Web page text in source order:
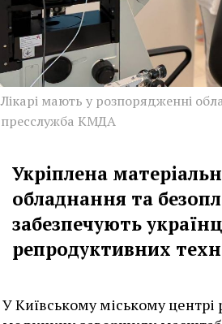
Лікарі мають у розпорядженні
пресслужба КМДА
Укріплена
обладнання та
забезпечують
репродуктивних
У Київському міському центрі